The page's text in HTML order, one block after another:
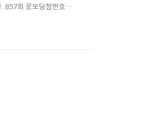
857회 로또당첨번호 1
동으로 한곳에서 3장